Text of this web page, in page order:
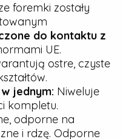
foremki zostały
do kontaktu z
UE.
ostre, czyste
jednym: Niweluje
kompletu.
odporne na
i rdzę. Odporne